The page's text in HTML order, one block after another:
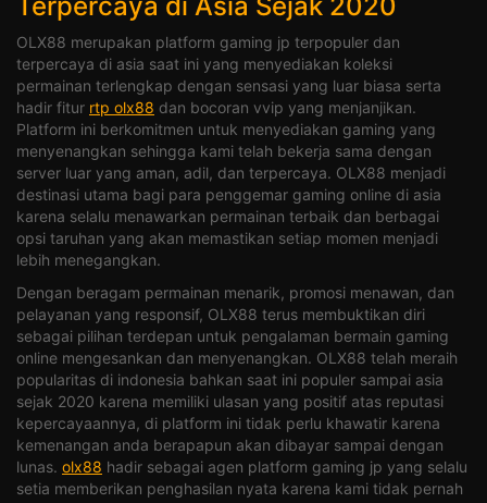
Terpercaya di Asia Sejak 2020
OLX88 merupakan platform gaming jp terpopuler dan
terpercaya di asia saat ini yang menyediakan koleksi
permainan terlengkap dengan sensasi yang luar biasa serta
hadir fitur rtp olx88 dan bocoran vvip yang menjanjikan.
Platform ini berkomitmen untuk menyediakan gaming yang
menyenangkan sehingga kami telah bekerja sama dengan
server luar yang aman, adil, dan terpercaya. OLX88 menjadi
destinasi utama bagi para penggemar gaming online di asia
karena selalu menawarkan permainan terbaik dan berbagai
opsi taruhan yang akan memastikan setiap momen menjadi
lebih menegangkan.
Dengan beragam permainan menarik, promosi menawan, dan
pelayanan yang responsif, OLX88 terus membuktikan diri
sebagai pilihan terdepan untuk pengalaman bermain gaming
online mengesankan dan menyenangkan. OLX88 telah meraih
popularitas di indonesia bahkan saat ini populer sampai asia
sejak 2020 karena memiliki ulasan yang positif atas reputasi
kepercayaannya, di platform ini tidak perlu khawatir karena
kemenangan anda berapapun akan dibayar sampai dengan
lunas. olx88 hadir sebagai agen platform gaming jp yang selalu
setia memberikan penghasilan nyata karena kami tidak pernah